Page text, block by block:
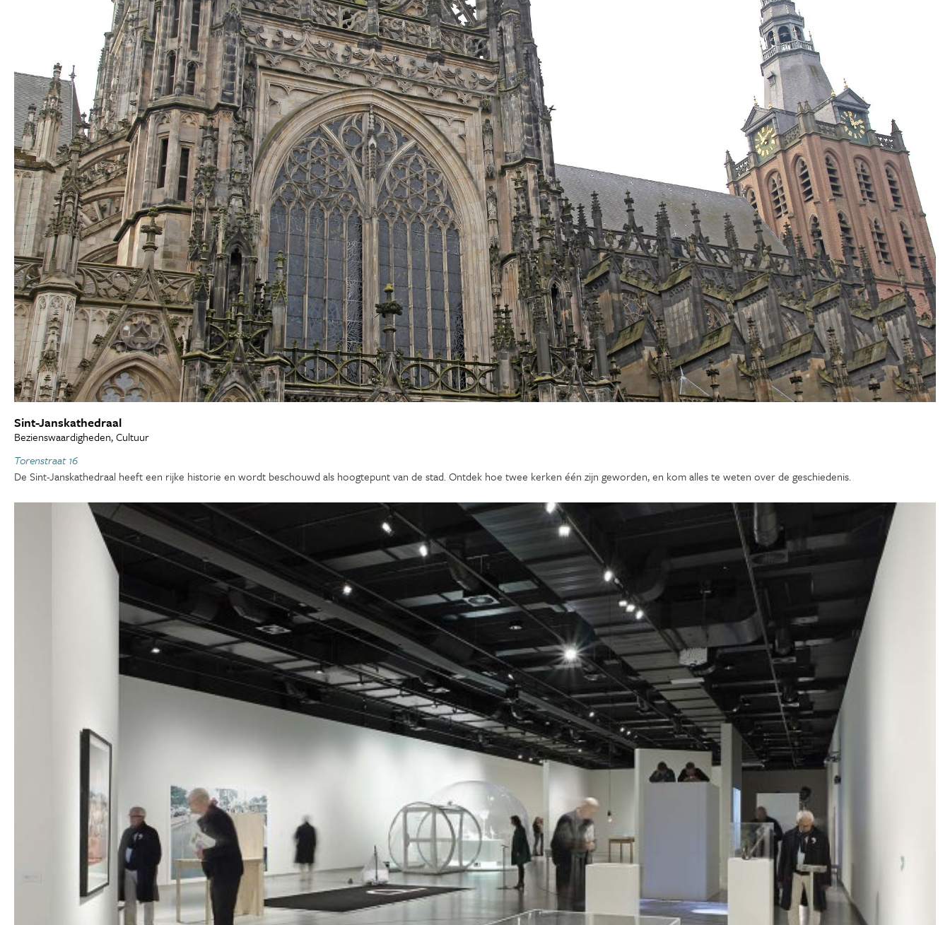
Sint-Janskathedraal
Bezienswaardigheden, Cultuur
Torenstraat 16
De Sint-Janskathedraal heeft een rijke historie en wordt beschouwd als hoogtepunt van de stad. Ontdek hoe twee kerken één zijn geworden, en kom alles te weten over de geschiedenis.